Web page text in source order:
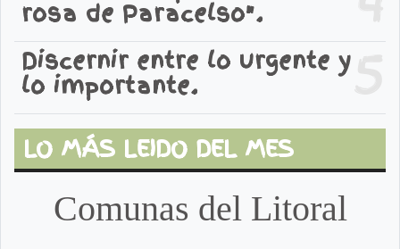
rosa de Paracelso".
5
Discernir entre lo urgente y
lo importante.
LO MÁS LEIDO DEL MES
Comunas del Litoral